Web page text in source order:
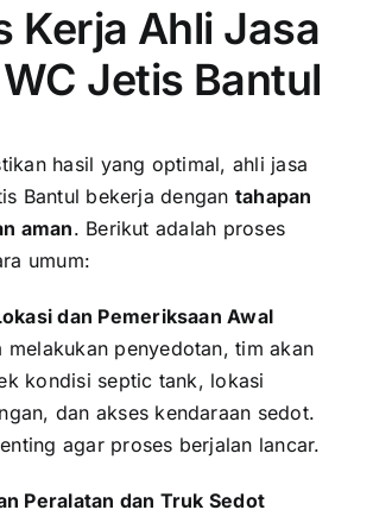
Kerja Ahli Jasa
Jetis Bantul
hasil yang optimal, ahli jasa
Bantul bekerja dengan tahapan
aman. Berikut adalah proses
umum:
dan Pemeriksaan Awal
melakukan penyedotan, tim akan
kondisi septic tank, lokasi
dan akses kendaraan sedot.
agar proses berjalan lancar.
Peralatan dan Truk Sedot